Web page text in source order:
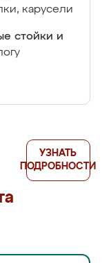
карусели
стойки и
УЗНАТЬ
ПОДРОБНОСТИ